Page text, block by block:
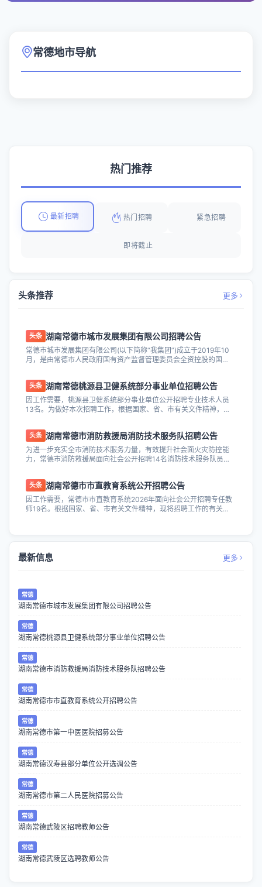
常德地市导航
热门推荐
最新招聘 热门招聘 紧急招聘
即将截止
头条推荐 更多
头条 湖南常德市城市发展集团有限公司招聘公告
常德市城市发展集团有限公司(以下简称“我集团”)成立于2019年10
月，是由常德市人民政府国有资产监督管理委员会全资控股的国有
头条 湖南常德桃源县卫健系统部分事业单位招聘公告
因工作需要，桃源县卫健系统部分事业单位公开招聘专业技术人员
13名。为做好本次招聘工作，根据国家、省、市有关文件精神，结
头条 湖南常德市消防救援局消防技术服务队招聘公告
为进一步充实全市消防技术服务力量，有效提升社会面火灾防控能
力，常德市消防救援局面向社会公开招聘14名消防技术服务队员，
头条 湖南常德市市直教育系统公开招聘公告
因工作需要，常德市市直教育系统2026年面向社会公开招聘专任教
师19名。根据国家、省、市有关文件精神，现将招聘工作的有关事
最新信息 更多
常德
湖南常德市城市发展集团有限公司招聘公告
常德
湖南常德桃源县卫健系统部分事业单位招聘公告
常德
湖南常德市消防救援局消防技术服务队招聘公告
常德
湖南常德市市直教育系统公开招聘公告
常德
湖南常德市第一中医医院招募公告
常德
湖南常德汉寿县部分单位公开选调公告
常德
湖南常德市第二人民医院招募公告
常德
湖南常德武陵区招聘教师公告
常德
湖南常德武陵区选聘教师公告